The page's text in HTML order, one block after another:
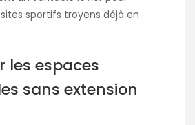
sportifs troyens déjà en
les espaces
sans extension